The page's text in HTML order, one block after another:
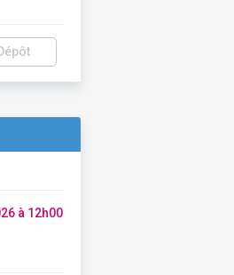
à 12h00